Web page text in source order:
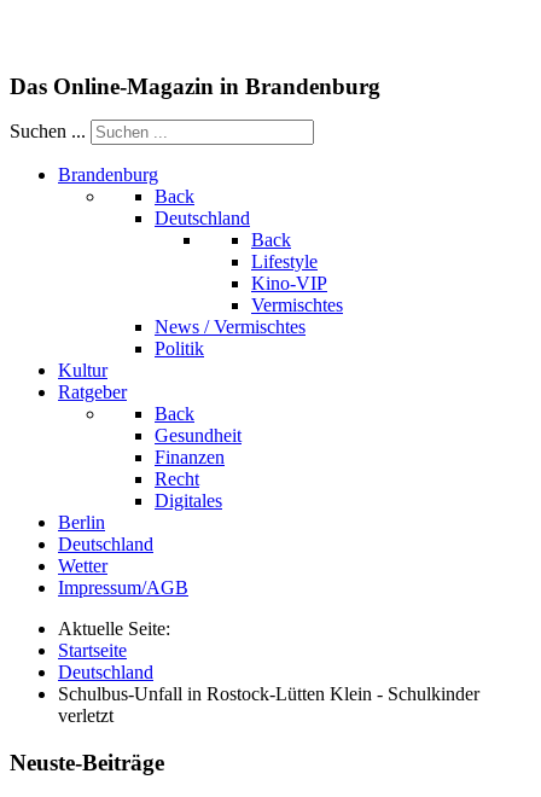
Das Online-Magazin in Brandenburg
Suchen ...
Brandenburg
Back
Deutschland
Back
Lifestyle
Kino-VIP
Vermischtes
News / Vermischtes
Politik
Kultur
Ratgeber
Back
Gesundheit
Finanzen
Recht
Digitales
Berlin
Deutschland
Wetter
Impressum/AGB
Aktuelle Seite:
Startseite
Deutschland
Schulbus-Unfall in Rostock-Lütten Klein - Schulkinder
verletzt
Neuste-Beiträge